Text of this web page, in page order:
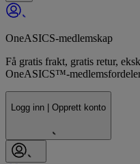
OneASICS-medlemskap
Få gratis frakt, gratis retur,
OneASICS™-
Logg inn | Opprett konto